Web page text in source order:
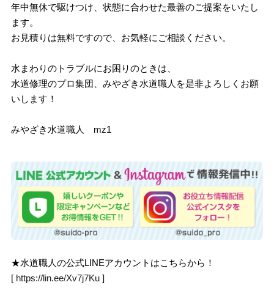
年中無休で駆けつけ、状態に合わせた最善のご提案をいたし
ます。
お見積りは無料ですので、お気軽にご相談ください。
水まわりのトラブルにお困りのときは、
水道修理のプロ集団、みやざき水道職人を是非よろしくお願
いします！
みやざき水道職人 mz1
★水道職人の公式LINEアカウントはこちらから！
[ https://lin.ee/Xv7j7Ku ]